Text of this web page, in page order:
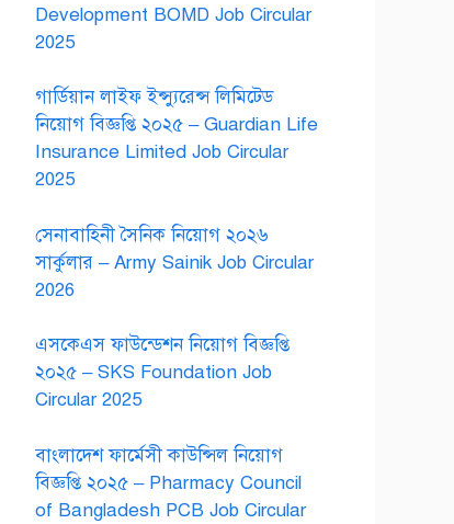
Development BOMD Job Circular
2025
গার্ডিয়ান লাইফ ইন্স্যুরেন্স লিমিটেড
নিয়োগ বিজ্ঞপ্তি ২০২৫ – Guardian Life
Insurance Limited Job Circular
2025
সেনাবাহিনী সৈনিক নিয়োগ ২০২৬
সার্কুলার – Army Sainik Job Circular
2026
এসকেএস ফাউন্ডেশন নিয়োগ বিজ্ঞপ্তি
২০২৫ – SKS Foundation Job
Circular 2025
বাংলাদেশ ফার্মেসী কাউন্সিল নিয়োগ
বিজ্ঞপ্তি ২০২৫ – Pharmacy Council
of Bangladesh PCB Job Circular